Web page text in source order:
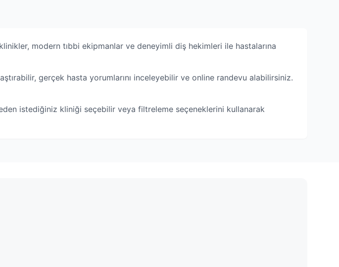
modern tıbbi ekipmanlar ve deneyimli diş hekimleri ile hastalarına
gerçek hasta yorumlarını inceleyebilir ve online randevu alabilirsiniz.
istediğiniz kliniği seçebilir veya filtreleme seçeneklerini kullanarak